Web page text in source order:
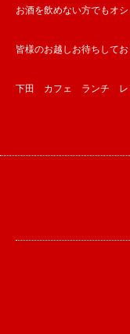
お酒を飲めない方でもオ
皆様のお越しお待ちしてお
下田 カフェ ランチ レ